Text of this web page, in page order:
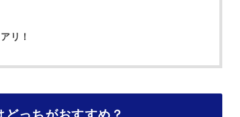
リ！
どっちがおすすめ？